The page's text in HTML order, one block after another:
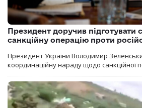
Президент доручив підготувати
санкційну операцію проти
Президент України Володимир
координаційну нараду щодо санкційної